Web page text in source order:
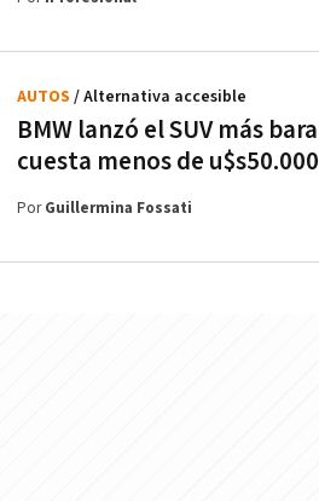
BMW lanzó el SUV más
cuesta menos de u$s50.000
AUTOS / Alternativa accesible
PorGuillermina Fossati